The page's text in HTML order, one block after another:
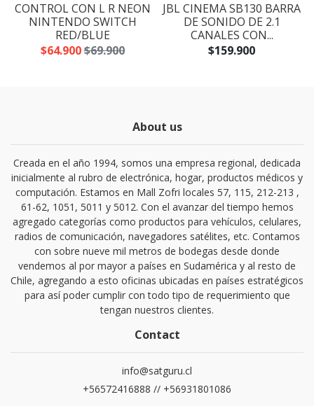
CONTROL CON L R NEON
NINTENDO SWITCH
RED/BLUE
$64.900$69.900
JBL CINEMA SB130 BARRA
DE SONIDO DE 2.1
CANALES CON...
$159.900
About us
Creada en el año 1994, somos una empresa regional, dedicada
inicialmente al rubro de electrónica, hogar, productos médicos y
computación. Estamos en Mall Zofri locales 57, 115, 212-213 ,
61-62, 1051, 5011 y 5012. Con el avanzar del tiempo hemos
agregado categorías como productos para vehículos, celulares,
radios de comunicación, navegadores satélites, etc. Contamos
con sobre nueve mil metros de bodegas desde donde
vendemos al por mayor a países en Sudamérica y al resto de
Chile, agregando a esto oficinas ubicadas en países estratégicos
para así poder cumplir con todo tipo de requerimiento que
tengan nuestros clientes.
Contact
info@satguru.cl
+56572416888 // +56931801086